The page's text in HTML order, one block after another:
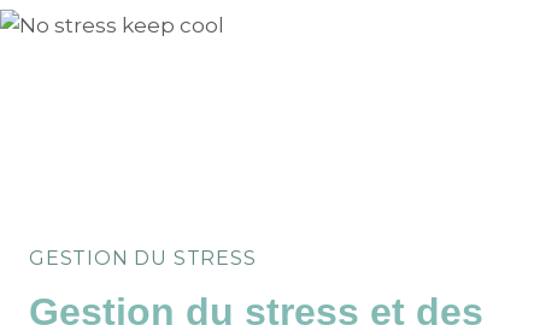
GESTION DU STRESS
Gestion du stress et des